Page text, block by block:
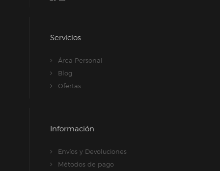
Servicios
Área Personal
Blog
Ofertas
Información
Envíos y Devoluciones
Métodos de pago